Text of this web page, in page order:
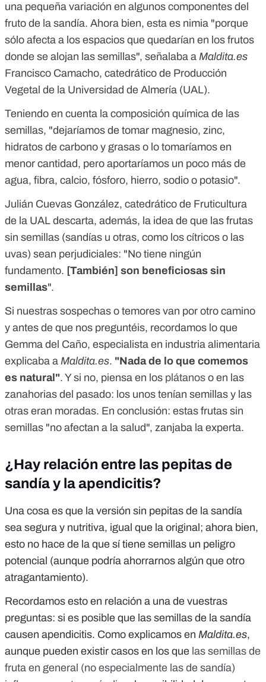
una pequeña variación en algunos componentes del
fruto de la sandía. Ahora bien, esta es nimia "porque
sólo afecta a los espacios que quedarían en los frutos
donde se alojan las semillas", señalaba a Maldita.es
Francisco Camacho, catedrático de Producción
Vegetal de la Universidad de Almería (UAL).
Teniendo en cuenta la composición química de las
semillas, "dejaríamos de tomar magnesio, zinc,
hidratos de carbono y grasas o lo tomaríamos en
menor cantidad, pero aportaríamos un poco más de
agua, fibra, calcio, fósforo, hierro, sodio o potasio".
Julián Cuevas González, catedrático de Fruticultura
de la UAL descarta, además, la idea de que las frutas
sin semillas (sandías u otras, como los cítricos o las
uvas) sean perjudiciales: "No tiene ningún
fundamento. [También] son beneficiosas sin
semillas".
Si nuestras sospechas o temores van por otro camino
y antes de que nos preguntéis, recordamos lo que
Gemma del Caño, especialista en industria alimentaria
explicaba a Maldita.es. "Nada de lo que comemos
es natural". Y si no, piensa en los plátanos o en las
zanahorias del pasado: los unos tenían semillas y las
otras eran moradas. En conclusión: estas frutas sin
semillas "no afectan a la salud", zanjaba la experta.
¿Hay relación entre las pepitas de
sandía y la apendicitis?
Una cosa es que la versión sin pepitas de la sandía
sea segura y nutritiva, igual que la original; ahora bien,
esto no hace de la que sí tiene semillas un peligro
potencial (aunque podría ahorrarnos algún que otro
atragantamiento).
Recordamos esto en relación a una de vuestras
preguntas: si es posible que las semillas de la sandía
causen apendicitis. Como explicamos en Maldita.es,
aunque pueden existir casos en los que las semillas de
fruta en general (no especialmente las de sandía)